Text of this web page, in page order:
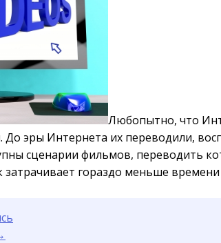
Любопытно, что
эры Интернета их переводили,
сценарии фильмов, переводить
гораздо меньше